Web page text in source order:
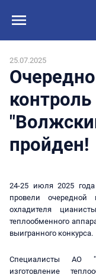
25.07.2025
пройден!
24-25 июля 2025
провели очередной
охладителя
теплообменного
выигранного конкурса.
Специалисты АО
изготовление